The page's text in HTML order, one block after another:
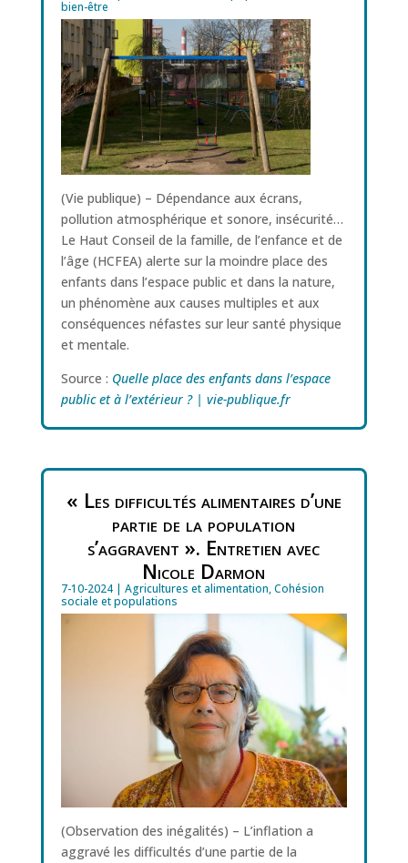
bien-être
(Vie publique) – Dépendance aux écrans,
pollution atmosphérique et sonore, insécurité…
Le Haut Conseil de la famille, de l’enfance et de
l’âge (HCFEA) alerte sur la moindre place des
enfants dans l’espace public et dans la nature,
un phénomène aux causes multiples et aux
conséquences néfastes sur leur santé physique
et mentale.
Source : Quelle place des enfants dans l’espace
public et à l’extérieur ? | vie-publique.fr
« Les difficultés alimentaires d’une
partie de la population
s’aggravent ». Entretien avec
Nicole Darmon
7-10-2024| Agricultures et alimentation,Cohésion
sociale et populations
(Observation des inégalités) – L’inflation a
aggravé les difficultés d’une partie de la